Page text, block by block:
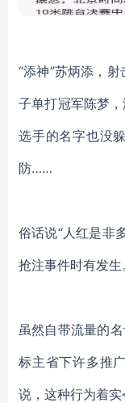
“添神”苏炳添， 射
子单打冠军陈梦
选手的名字也没
防……
俗话说“人红是非
抢注事件时有发生
虽然自带流量的
标主省下许多推
说，这种行为着实